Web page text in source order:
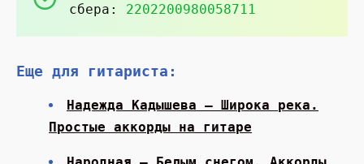
сбера: 2202200980058711
Еще для гитариста:
Надежда Кадышева — Широка река.
Простые аккорды на гитаре